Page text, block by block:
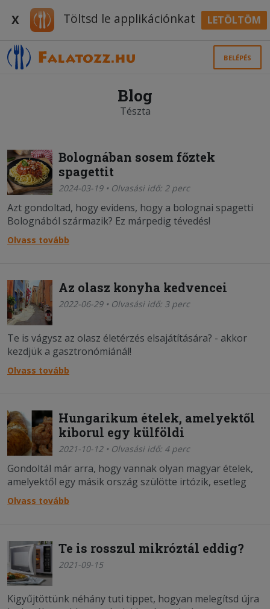
X Töltsd le applikációnkat LETÖLTÖM
BELÉPÉS
Blog
Tészta
Bolognában sosem főztek
spagettit
2024-03-19 • Olvasási idő: 2 perc
Azt gondoltad, hogy evidens, hogy a bolognai spagetti
Bolognából származik? Ez márpedig tévedés!
Olvass tovább
Az olasz konyha kedvencei
2022-06-29 • Olvasási idő: 3 perc
Te is vágysz az olasz életérzés elsajátítására? - akkor
kezdjük a gasztronómiánál!
Olvass tovább
Hungarikum ételek, amelyektől
kiborul egy külföldi
2021-10-12 • Olvasási idő: 4 perc
Gondoltál már arra, hogy vannak olyan magyar ételek,
amelyektől egy másik ország szülötte irtózik, esetleg
csak szimplán nem érti, hogy mi az?
Olvass tovább
Te is rosszul mikróztál eddig?
2021-09-15
Kigyűjtöttünk néhány tuti tippet, hogyan melegítsd újra